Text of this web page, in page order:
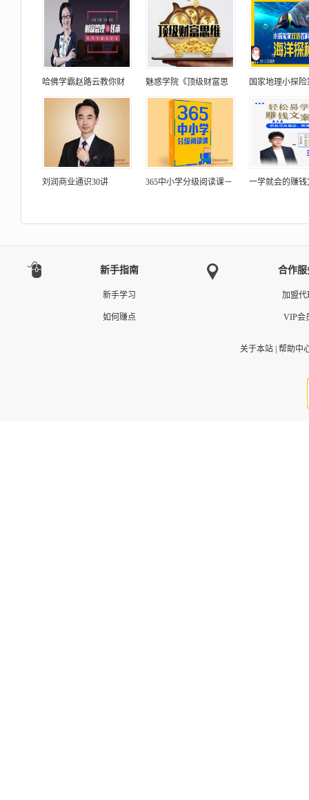
哈佛学霸赵路云教你财 魅惑学院《顶级财富思 国家地理小探
刘润商业通识30讲 365中小学分级阅读课－ 一学就会的赚钱
新手指南
新手学习
如何赚点
合作服
加盟代
VIP会
关于本站| 帮助中